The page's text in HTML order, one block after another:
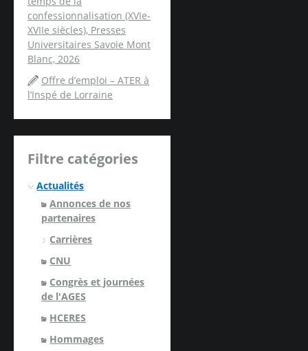
confessionnalisation (XVIe-
XVIIe siècles), Presses
Universitaires Savoie Mont
Blanc, 2026
Offre d’emploi – ATER à
l’Inspé de Lorraine
Filtre catégories
Actualités
Annonces de nos
partenaires
Carrières
CNU
Congrès et journées
de l'AGES
HCERES
Hommages